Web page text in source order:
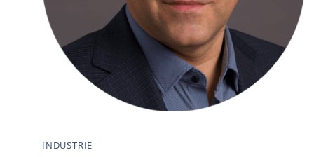
INDUSTRIE